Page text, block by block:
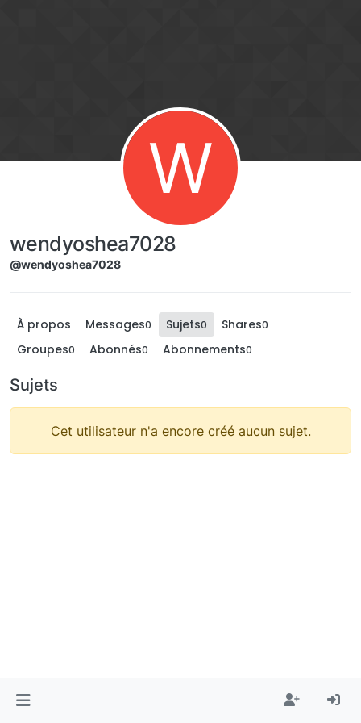
W
wendyoshea7028
@wendyoshea7028
À propos Messages0 Sujets0 Shares0
Groupes0 Abonnés0 Abonnements0
Sujets
Cet utilisateur n'a encore créé aucun sujet.